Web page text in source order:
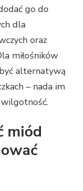
go do
dla
oraz
miłośników
alternatywą
– nada im
miód